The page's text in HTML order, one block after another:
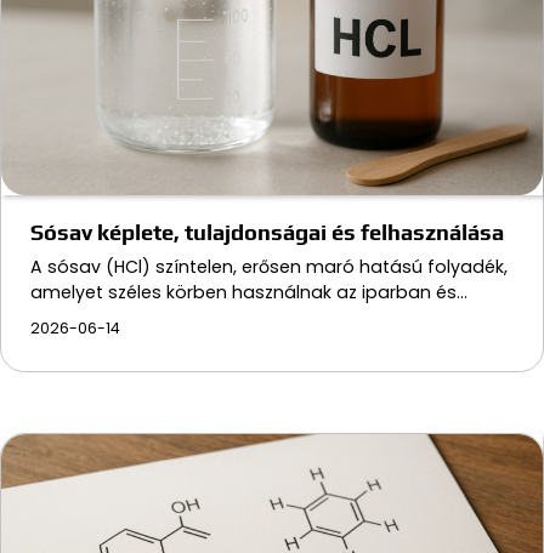
Sósav képlete, tulajdonságai és felhasználása
A sósav (HCl) színtelen, erősen maró hatású folyadék,
amelyet széles körben használnak az iparban és…
2026-06-14